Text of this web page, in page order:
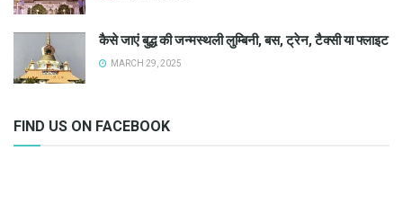
कैसे जाएं बुद्ध की जन्मस्थली लुम्बिनी, बस, ट्रेन, टैक्सी या फ्लाइट
MARCH 29, 2025
FIND US ON FACEBOOK